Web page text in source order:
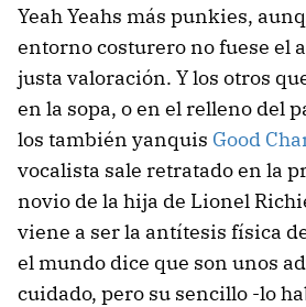
Yeah Yeahs más punkies,
entorno costurero no fuese el
justa valoración. Y los otros
en la sopa, o en el relleno del
los también yanquis Good
vocalista sale retratado en la
novio de la hija de Lionel
viene a ser la antítesis física
el mundo dice que son unos
cuidado, pero su sencillo -lo